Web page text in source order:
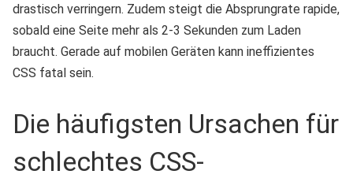
drastisch verringern. Zudem steigt die Absprungrate rapide,
sobald eine Seite mehr als 2-3 Sekunden zum Laden
braucht. Gerade auf mobilen Geräten kann ineffizientes
CSS fatal sein.
Die häufigsten Ursachen für
schlechtes CSS-